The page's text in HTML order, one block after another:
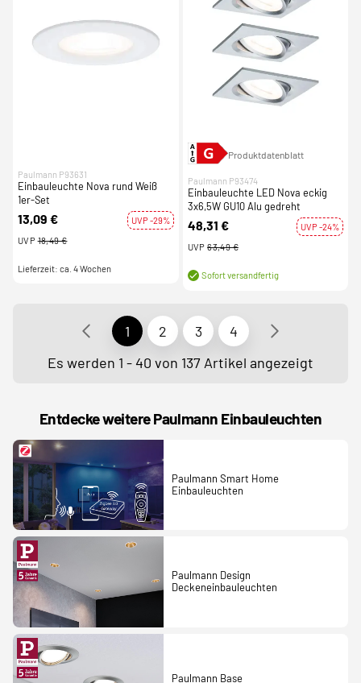
Paulmann P93631
Einbauleuchte Nova rund Weiß
1er-Set
13,09 €
UVP -29%
UVP 18,49 €
Lieferzeit: ca. 4 Wochen
Produktdatenblatt
Paulmann P93474
Einbauleuchte LED Nova eckig
3x6,5W GU10 Alu gedreht
48,31 €
UVP -24%
UVP 63,49 €
Sofort versandfertig
1 2 3
4
Es werden 1 - 40 von 137 Artikel angezeigt
Entdecke weitere Paulmann Einbauleuchten
Paulmann Smart Home
Einbauleuchten
Paulmann Design
Deckeneinbauleuchten
Paulmann Base